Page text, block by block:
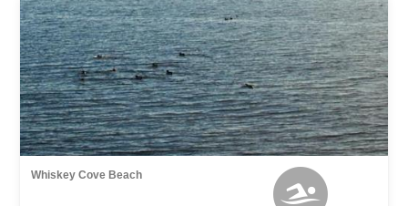
Whiskey Cove Beach